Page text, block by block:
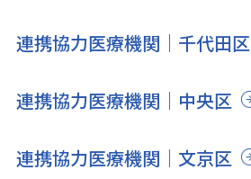
連携協力医療機関｜千代田区
連携協力医療機関｜中央区
連携協力医療機関｜文京区